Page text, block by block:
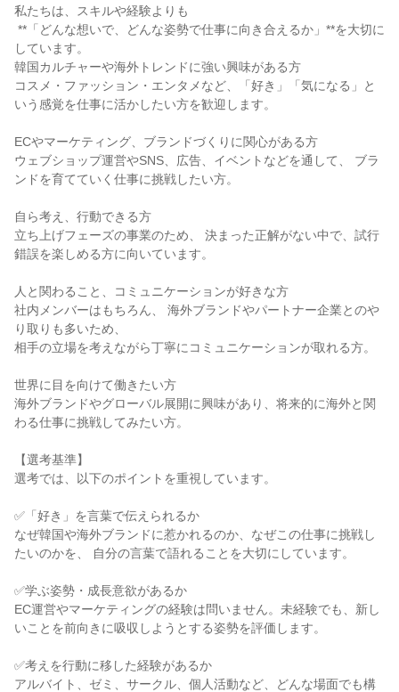
私たちは、スキルや経験よりも
しています。
韓国カルチャーや海外トレンドに強い興味がある方
コスメ・ファッション・エンタメなど、「好き」「気になる」と
いう感覚を仕事に活かしたい方を歓迎します。
ECやマーケティング、ブランドづくりに関心がある方
ウェブショップ運営やSNS、広告、イベントなどを通して、 ブラ
ンドを育てていく仕事に挑戦したい方。
自ら考え、行動できる方
立ち上げフェーズの事業のため、 決まった正解がない中で、試行
錯誤を楽しめる方に向いています。
人と関わること、コミュニケーションが好きな方
社内メンバーはもちろん、 海外ブランドやパートナー企業とのや
り取りも多いため、
相手の立場を考えながら丁寧にコミュニケーションが取れる方。
世界に目を向けて働きたい方
海外ブランドやグローバル展開に興味があり、将来的に海外と関
わる仕事に挑戦してみたい方。
【選考基準】
選考では、以下のポイントを重視しています。
✅「好き」を言葉で伝えられるか
なぜ韓国や海外ブランドに惹かれるのか、なぜこの仕事に挑戦し
たいのかを、 自分の言葉で語れることを大切にしています。
✅学ぶ姿勢・成長意欲があるか
EC運営やマーケティングの経験は問いません。未経験でも、新し
いことを前向きに吸収しようとする姿勢を評価します。
✅考えを行動に移した経験があるか
アルバイト、ゼミ、サークル、個人活動など、どんな場面でも構